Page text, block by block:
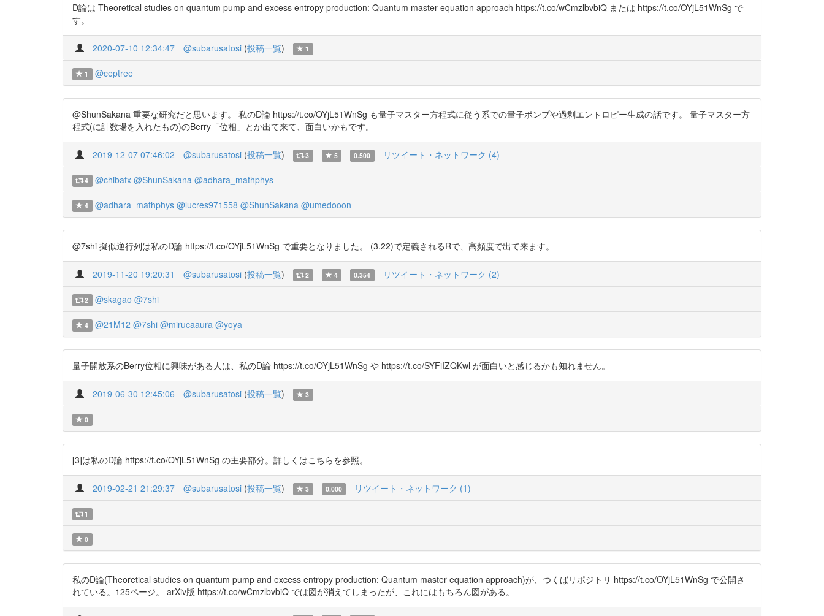
D論は Theoretical studies on quantum pump and excess entropy production: Quantum master equation approach https://t.co/wCmzlbvbiQ または https://t.co/OYjL51WnSg で
す。
2020-07-10 12:34:47 @subarusatosi (投稿一覧) 1
1 @ceptree
@ShunSakana 重要な研究だと思います。 私のD論 https://t.co/OYjL51WnSg も量子マスター方程式に従う系での量子ポンプや過剰エントロピー生成の話です。 量子マスター方
程式(に計数場を入れたもの)のBerry「位相」とか出て来て、面白いかもです。
2019-12-07 07:46:02 @subarusatosi (投稿一覧) 3 5 0.500 リツイート・ネットワーク (4)
4 @chibafx @ShunSakana @adhara_mathphys
4 @adhara_mathphys @lucres971558 @ShunSakana @umedooon
@7shi 擬似逆行列は私のD論 https://t.co/OYjL51WnSg で重要となりました。 (3.22)で定義されるRで、高頻度で出て来ます。
2019-11-20 19:20:31 @subarusatosi (投稿一覧) 2 4 0.354 リツイート・ネットワーク (2)
2 @skagao @7shi
4 @21M12 @7shi @mirucaaura @yoya
量子開放系のBerry位相に興味がある人は、私のD論 https://t.co/OYjL51WnSg や https://t.co/SYFiIZQKwl が面白いと感じるかも知れません。
2019-06-30 12:45:06 @subarusatosi (投稿一覧) 3
0
[3]は私のD論 https://t.co/OYjL51WnSg の主要部分。詳しくはこちらを参照。
2019-02-21 21:29:37 @subarusatosi (投稿一覧) 3 0.000 リツイート・ネットワーク (1)
1
0
私のD論(Theoretical studies on quantum pump and excess entropy production: Quantum master equation approach)が、つくばリポジトリ https://t.co/OYjL51WnSg で公開さ
れている。125ページ。 arXiv版 https://t.co/wCmzlbvbiQ では図が消えてしまったが、これにはもちろん図がある。